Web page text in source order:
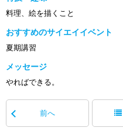
料理、絵を描くこと
おすすめのサイエイイベント
夏期講習
メッセージ
やればできる。
前へ